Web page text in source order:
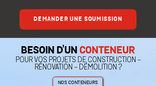
DEMANDER UNE SOUMISSION
BESOIN D'UN CONTENEUR
POUR VOS PROJETS DE CONSTRUCTION -
RÉNOVATION - DÉMOLITION ?
NOS CONTENEURS